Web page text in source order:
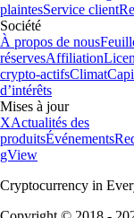
plaintesService client
Société
À propos de nous
réservesAffiliation
crypto-actifsClimat
d’intérêts
Mises à jour
XActualités des
produitsÉvénements
gView
Cryptocurrency in